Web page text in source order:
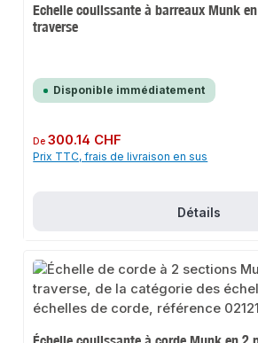
Echelle coulissante à barreaux Munk
traverse
Disponible immédiatement
Prix régulier :
De300.14 CHF
Prix TTC, frais de livraison en sus
Détails